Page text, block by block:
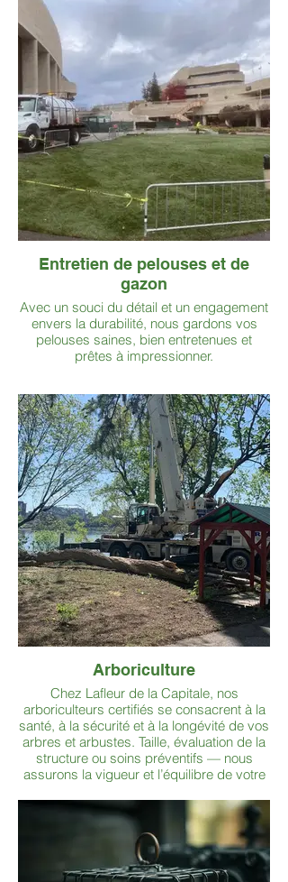
Entretien de pelouses et de
gazon
Avec un souci du détail et un engagement
envers la durabilité, nous gardons vos
pelouses saines, bien entretenues et
prêtes à impressionner.
Arboriculture
Chez Lafleur de la Capitale, nos
arboriculteurs certifiés se consacrent à la
santé, à la sécurité et à la longévité de vos
arbres et arbustes. Taille, évaluation de la
structure ou soins préventifs — nous
assurons la vigueur et l’équilibre de votre